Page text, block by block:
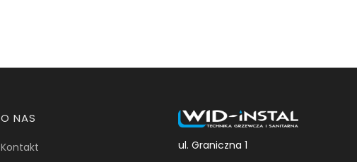
O NAS
Kontakt
ul. Graniczna 1